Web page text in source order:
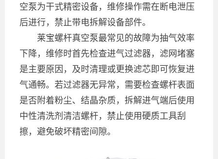
空泵为干式精密设备，维修操作需在断电泄压
后进行，禁止带电拆解设备部件。
莱宝螺杆真空泵最常见的故障为抽气效率
下降，维修时首先检查进气过滤器，滤网堵塞
是主要原因，及时清理或更换滤芯即可恢复进
气通畅。若过滤器无异常，需要检查螺杆表面
是否附着粉尘、结晶杂质，拆解进气端后使用
中性清洗剂清洁螺杆，禁止使用硬质工具刮
擦，避免破坏精密间隙。